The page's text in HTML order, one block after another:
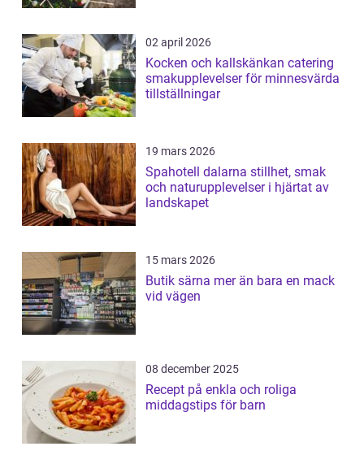
02 april 2026
Kocken och kallskänkan catering
smakupplevelser för minnesvärda
tillställningar
19 mars 2026
Spahotell dalarna stillhet, smak
och naturupplevelser i hjärtat av
landskapet
15 mars 2026
Butik särna mer än bara en mack
vid vägen
08 december 2025
Recept på enkla och roliga
middagstips för barn